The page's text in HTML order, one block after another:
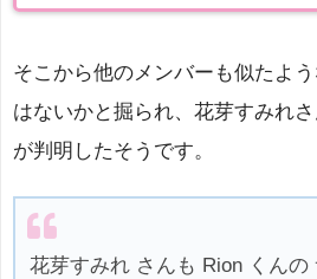
そこから他のメンバーも似たよ
はないかと掘られ、花芽すみれ
が判明したそうです。
花芽すみれ さんも Rion くんの